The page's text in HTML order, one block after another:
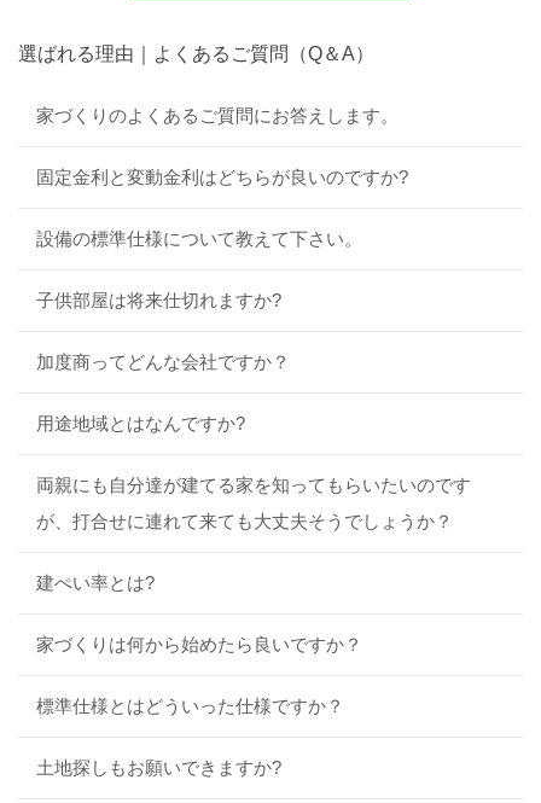
選ばれる理由｜よくあるご質問（Q＆A）
家づくりのよくあるご質問にお答えします。
固定金利と変動金利はどちらが良いのですか?
設備の標準仕様について教えて下さい。
子供部屋は将来仕切れますか?
加度商ってどんな会社ですか？
用途地域とはなんですか?
両親にも自分達が建てる家を知ってもらいたいのです
が、打合せに連れて来ても大丈夫そうでしょうか？
建ぺい率とは?
家づくりは何から始めたら良いですか？
標準仕様とはどういった仕様ですか？
土地探しもお願いできますか?